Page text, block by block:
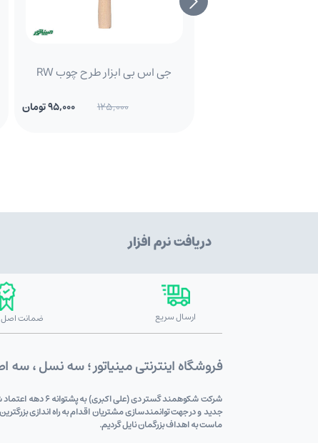
جی اس بی ابزار طرح چوب RW
125,000 95,000 تومان
دریافت نرم افزار
ارسال سریع ضمانت اصل
فروشگاه اینترنتی مینیاتور ؛ سه نسل ، سه
شرکت شکوهمند
جدید و در جهت توانمندسازی مشتریان اقدام به راه اندازی
ماست به اهداف بزرگمان نایل گردیم.